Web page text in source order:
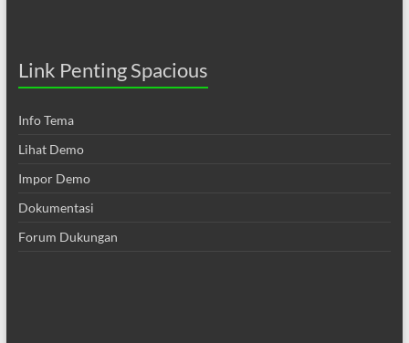
Link Penting Spacious
Info Tema
Lihat Demo
Impor Demo
Dokumentasi
Forum Dukungan